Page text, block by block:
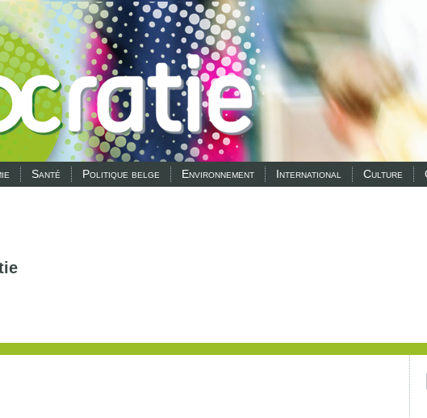
Santé Politique belge Environnement International Culture